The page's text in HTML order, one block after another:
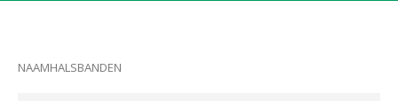
NAAMHALSBANDEN